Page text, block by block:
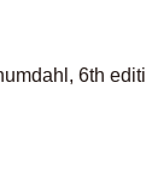
6th